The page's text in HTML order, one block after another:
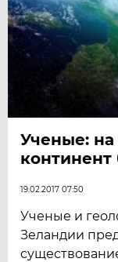
Ученые: на
19.02.2017 07:50
Ученые и
Зеландии